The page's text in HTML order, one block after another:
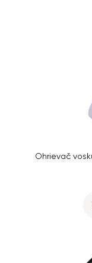
Ohrievač